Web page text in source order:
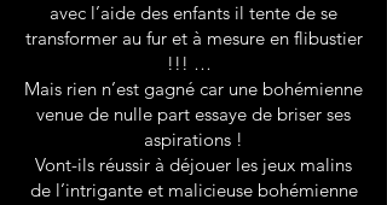
avec l’aide des enfants il tente de se
transformer au fur et à mesure en flibustier
!!! …
Mais rien n’est gagné car une bohémienne
venue de nulle part essaye de briser ses
aspirations !
Vont-ils réussir à déjouer les jeux malins
de l’intrigante et malicieuse bohémienne